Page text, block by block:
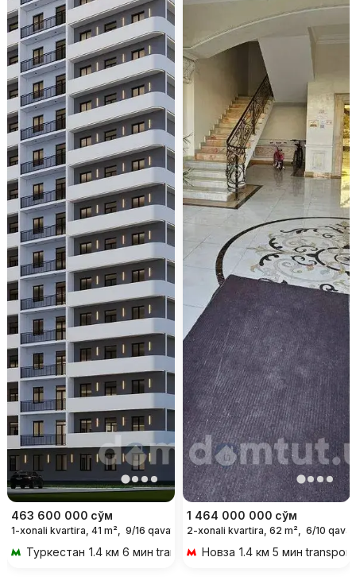
463 600 000 сўм
1-xonali kvartira, 41 m², 9/16 qavat
Туркестан 1.4 км 6 мин transportda
1 464 000 000 сўм
2-xonali kvartira, 62 m², 6/10 qavat
Новза 1.4 км 5 мин